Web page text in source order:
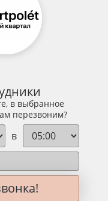
в выбранное
перезвоним?
в